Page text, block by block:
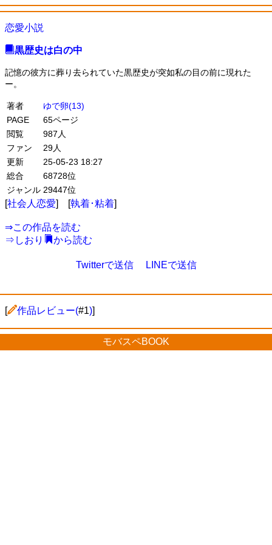
恋愛小説
黒歴史は白の中
記憶の彼方に葬り去られていた黒歴史が突如私の目の前に現れた
ー。
著者
ゆで卵(13)
PAGE
65ページ
閲覧
987人
ファン
29人
更新
25-05-23 18:27
総合
68728位
ジャンル 29447位
[社会人恋愛] [執着･粘着]
⇒この作品を読む
⇒ しおり から読む
Twitterで送信 LINEで送信
[ 作品レビュー(#1)]
モバスペBOOK